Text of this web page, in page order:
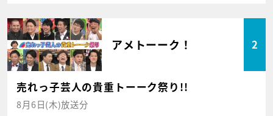
アメトーーク！ 2
売れっ子芸人の貴重トーーク祭り!!
8月6日(木)放送分